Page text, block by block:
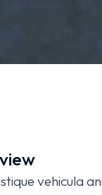
vehicula